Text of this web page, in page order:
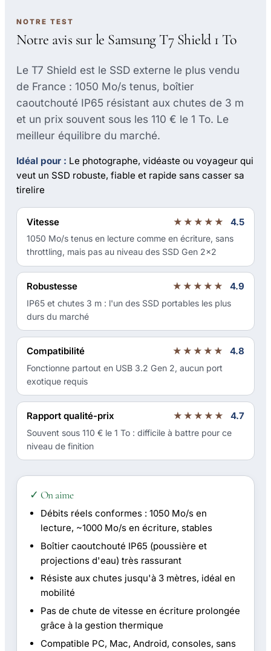
NOTRE TEST
Notre avis sur le Samsung T7 Shield 1 To
Le T7 Shield est le SSD externe le plus vendu
de France : 1050 Mo/s tenus, boîtier
caoutchouté IP65 résistant aux chutes de 3 m
et un prix souvent sous les 110 € le 1 To. Le
meilleur équilibre du marché.
Idéal pour : Le photographe, vidéaste ou voyageur qui
veut un SSD robuste, fiable et rapide sans casser sa
tirelire
Vitesse ★★★★★ 4.5
1050 Mo/s tenus en lecture comme en écriture, sans
throttling, mais pas au niveau des SSD Gen 2x2
Robustesse ★★★★★ 4.9
IP65 et chutes 3 m : l'un des SSD portables les plus
durs du marché
Compatibilité ★★★★★ 4.8
Fonctionne partout en USB 3.2 Gen 2, aucun port
exotique requis
Rapport qualité-prix ★★★★★ 4.7
Souvent sous 110 € le 1 To : difficile à battre pour ce
niveau de finition
✓ On aime
Débits réels conformes : 1050 Mo/s en
lecture, ~1000 Mo/s en écriture, stables
Boîtier caoutchouté IP65 (poussière et
projections d'eau) très rassurant
Résiste aux chutes jusqu'à 3 mètres, idéal en
mobilité
Pas de chute de vitesse en écriture prolongée
grâce à la gestion thermique
Compatible PC, Mac, Android, consoles, sans